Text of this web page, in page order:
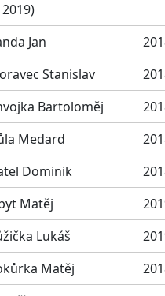
Jan
Stanislav
Bartoloměj
Medard
Dominik
Matěj
Lukáš
Matěj